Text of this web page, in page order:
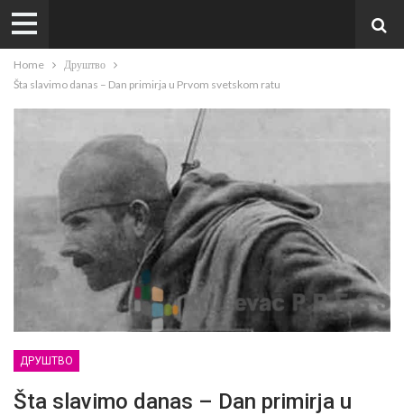
Home
Друштво
Šta slavimo danas – Dan primirja u Prvom svetskom ratu
ДРУШТВО
Šta slavimo danas – Dan primirja u